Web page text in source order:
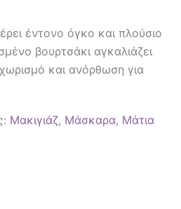
έντονο όγκο και πλούσιο
βουρτσάκι αγκαλιάζει
και ανόρθωση για
Μακιγιάζ, Μάσκαρα, Μάτια